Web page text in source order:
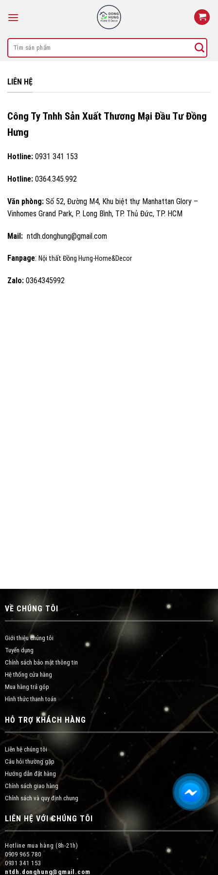
Search
for:
LIÊN HỆ
Công Ty Tnhh Sản Xuất Thương Mại Đầu Tư Đồng
Hưng
Hotline: 0931 341 153
Hotline: 0364.345.992
Văn phòng: Số 52, Đường M4, Khu biệt thự Manhattan Glory –
Vinhomes Grand Park, P. Long Bình, TP. Thủ Đức, TP. HCM
Mail: ntdh.donghung@gmail.com
Fanpage: Nội thất Đồng Hưng-Home&Decor
Zalo: 0364345992
VỀ CHÚNG TÔI
Giới thiệu chúng tôi
Tuyển dụng
Chính sách bảo mật thông tin
Hệ thống cửa hàng
Mua hàng trả góp
Hình thức thanh toán
HỖ TRỢ KHÁCH HÀNG
Liên hệ chúng tôi
Câu hỏi thường gặp
Hướng dẫn đặt hàng
Chính sách giao hàng
Chính sách và quy định chung
LIÊN HỆ VỚI CHÚNG TÔI
Hotline mua hàng (8h-21h)
0909 965 780
0931 341 153
ntdh.donghung@gmail.com